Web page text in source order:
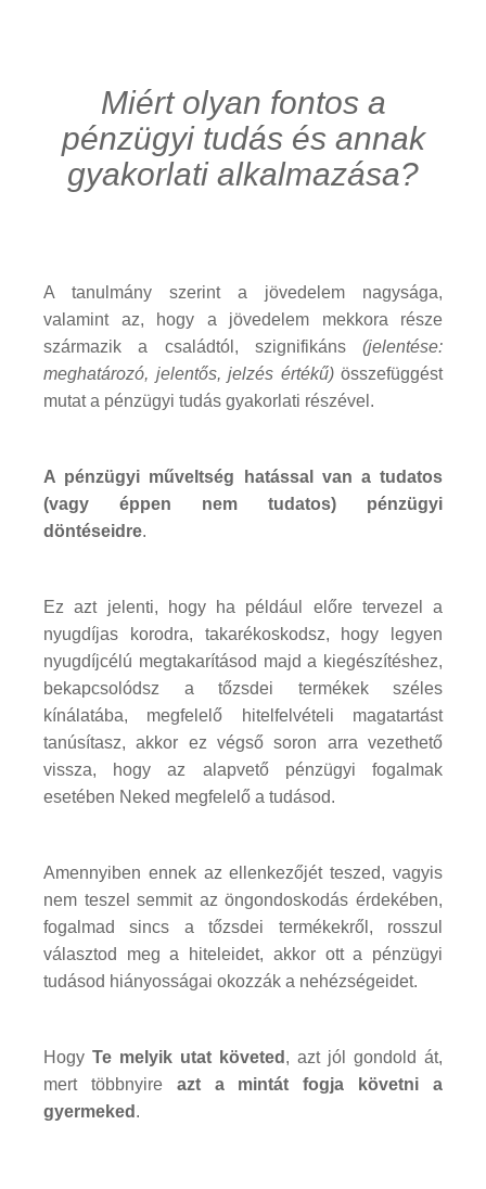
Miért olyan fontos a
pénzügyi tudás és annak
gyakorlati alkalmazása?
A tanulmány szerint a jövedelem nagysága,
valamint az, hogy a jövedelem mekkora része
származik a családtól, szignifikáns (jelentése:
meghatározó, jelentős, jelzés értékű)összefüggést
mutat a pénzügyi tudás gyakorlati részével.
A pénzügyi műveltség hatással van a tudatos
(vagy éppen nem tudatos) pénzügyi
döntéseidre.
Ez azt jelenti, hogy ha például előre tervezel a
nyugdíjas korodra, takarékoskodsz, hogy legyen
nyugdíjcélú megtakarításod majd a kiegészítéshez,
bekapcsolódsz a tőzsdei termékek széles
kínálatába, megfelelő hitelfelvételi magatartást
tanúsítasz, akkor ez végső soron arra vezethető
vissza, hogy az alapvető pénzügyi fogalmak
esetében Neked megfelelő a tudásod.
Amennyiben ennek az ellenkezőjét teszed, vagyis
nem teszel semmit az öngondoskodás érdekében,
fogalmad sincs a tőzsdei termékekről, rosszul
választod meg a hiteleidet, akkor ott a pénzügyi
tudásod hiányosságai okozzák a nehézségeidet.
Hogy Te melyik utat követed , azt jól gondold át,
mert többnyire azt a mintát fogja követni a
gyermeked .